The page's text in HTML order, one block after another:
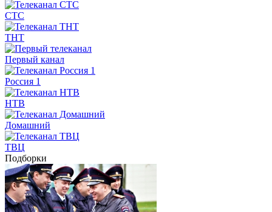
СТС
ТНТ
Первый канал
Россия 1
НТВ
Домашний
ТВЦ
Подборки